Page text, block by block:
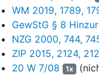
Hinsichtlich der
von E… Y… sowie
einschließlich der
Stichtagserklärung der
die Anlagen AG 2, AG
WM 2019, 1789,
GewStG § 8
NZG 2000, 744,
ZIP 2015, 2124,
20 W 7/08
1x